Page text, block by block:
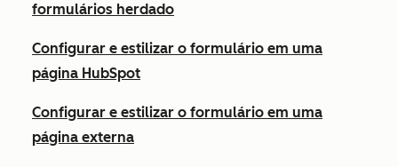
formulários herdado
Configurar e estilizar o formulário em uma
página HubSpot
Configurar e estilizar o formulário em uma
página externa